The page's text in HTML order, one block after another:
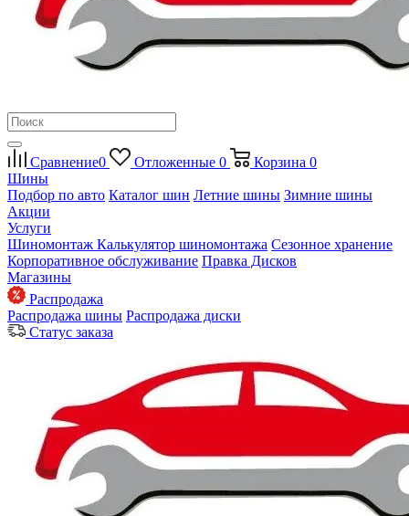
Сравнение0 Отложенные 0 Корзина 0
Шины
Подбор по авто Каталог шин Летние шины Зимние шины
Акции
Услуги
Шиномонтаж Калькулятор шиномонтажа Сезонное хранение
Корпоративное обслуживание Правка Дисков
Магазины
Распродажа
Распродажа шины Распродажа диски
Статус заказа